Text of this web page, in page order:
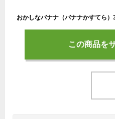
この商品を